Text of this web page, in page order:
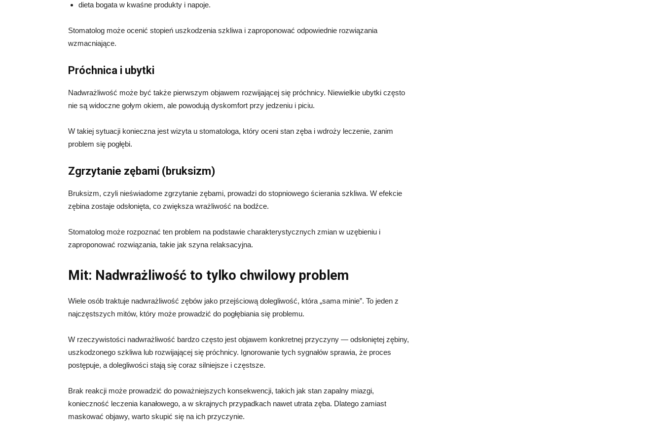
dieta bogata w kwaśne produkty i napoje.
Stomatolog może ocenić stopień uszkodzenia szkliwa i zaproponować odpowiednie rozwiązania
wzmacniające.
Próchnica i ubytki
Nadwrażliwość może być także pierwszym objawem rozwijającej się próchnicy. Niewielkie ubytki często
nie są widoczne gołym okiem, ale powodują dyskomfort przy jedzeniu i piciu.
W takiej sytuacji konieczna jest wizyta u stomatologa, który oceni stan zęba i wdroży leczenie, zanim
problem się pogłębi.
Zgrzytanie zębami (bruksizm)
Bruksizm, czyli nieświadome zgrzytanie zębami, prowadzi do stopniowego ścierania szkliwa. W efekcie
zębina zostaje odsłonięta, co zwiększa wrażliwość na bodźce.
Stomatolog może rozpoznać ten problem na podstawie charakterystycznych zmian w uzębieniu i
zaproponować rozwiązania, takie jak szyna relaksacyjna.
Mit: Nadwrażliwość to tylko chwilowy problem
Wiele osób traktuje nadwrażliwość zębów jako przejściową dolegliwość, która „sama minie”. To jeden z
najczęstszych mitów, który może prowadzić do pogłębiania się problemu.
W rzeczywistości nadwrażliwość bardzo często jest objawem konkretnej przyczyny — odsłoniętej zębiny,
uszkodzonego szkliwa lub rozwijającej się próchnicy. Ignorowanie tych sygnałów sprawia, że proces
postępuje, a dolegliwości stają się coraz silniejsze i częstsze.
Brak reakcji może prowadzić do poważniejszych konsekwencji, takich jak stan zapalny miazgi,
konieczność leczenia kanałowego, a w skrajnych przypadkach nawet utrata zęba. Dlatego zamiast
maskować objawy, warto skupić się na ich przyczynie.